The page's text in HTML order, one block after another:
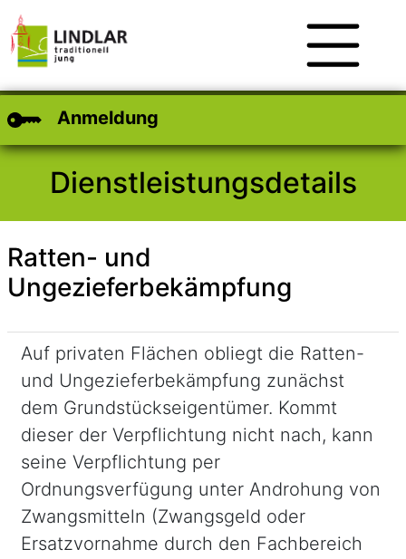
Anmeldung
Dienstleistungsdetails
Ratten- und
Ungezieferbekämpfung
Kurzbeschreibung
Auf privaten Flächen obliegt die Ratten-
und Ungezieferbekämpfung zunächst
dem Grundstückseigentümer. Kommt
dieser der Verpflichtung nicht nach, kann
seine Verpflichtung per
Ordnungsverfügung unter Androhung von
Zwangsmitteln (Zwangsgeld oder
Ersatzvornahme durch den Fachbereich